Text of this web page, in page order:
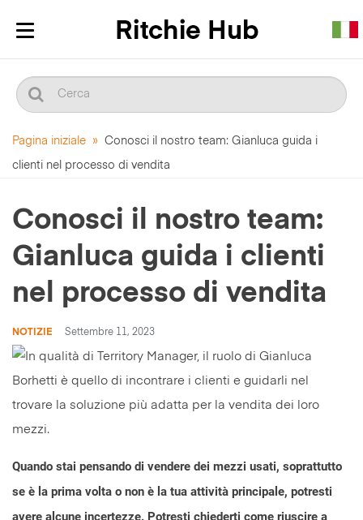
Mostra/nascondi
Pagina iniziale » Conosci il nostro team: Gianluca guida i
clienti nel processo di vendita
Conosci il nostro team:
Gianluca guida i clienti
nel processo di vendita
NOTIZIE Settembre 11, 2023
Quando stai pensando di vendere dei mezzi usati, soprattutto
se è la prima volta o non è la tua attività principale, potresti
avere alcune incertezze. Potresti chiederti come riuscire a